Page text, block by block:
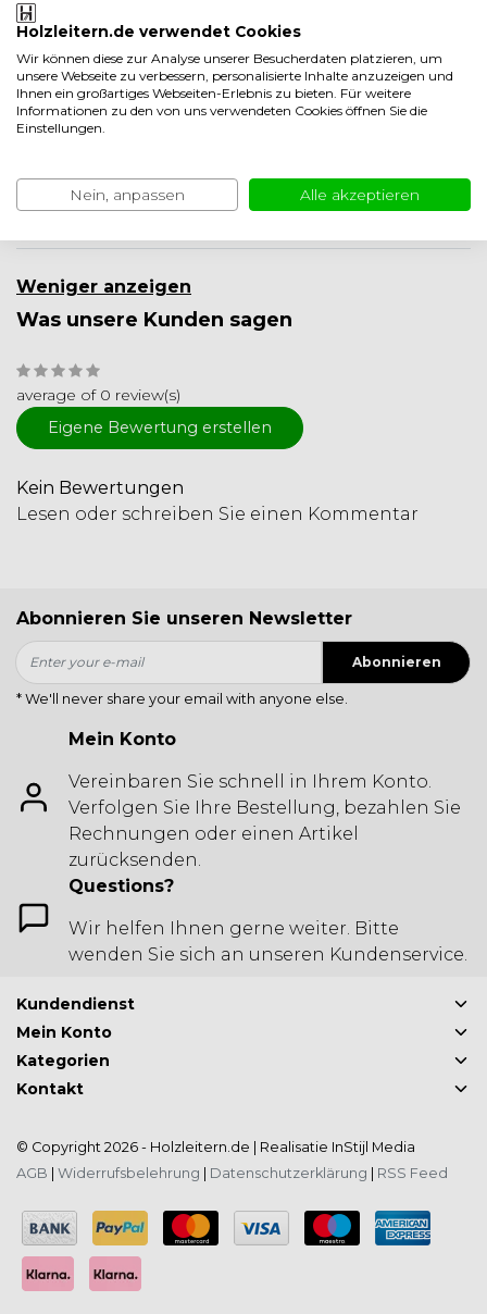
Kostenloser Versand ab 350,- (<40 kg)
Handwerksqualität aus den Niederlanden
5 Jahre garantie
Auf Vergleichsliste setzen
Produktbeschreibung
Weniger anzeigen
Was unsere Kunden sagen
average of 0 review(s)
Eigene Bewertung erstellen
Kein Bewertungen
Lesen oder schreiben Sie einen Kommentar
Abonnieren Sie unseren Newsletter
Abonnieren
* We'll never share your email with anyone else.
Mein Konto
Vereinbaren Sie schnell in Ihrem Konto.
Verfolgen Sie Ihre Bestellung, bezahlen Sie
Rechnungen oder einen Artikel
zurücksenden.
Questions?
Wir helfen Ihnen gerne weiter. Bitte
wenden Sie sich an unseren Kundenservice.
Kundendienst
Mein Konto
Kategorien
Kontakt
© Copyright 2026 - Holzleitern.de | Realisatie InStijl Media
AGB
Widerrufsbelehrung Datenschutzerklärung RSS Feed
Holzleitern.de verwendet Cookies
Wir können diese zur Analyse unserer Besucherdaten platzieren, um
unsere Webseite zu verbessern, personalisierte Inhalte anzuzeigen und
Ihnen ein großartiges Webseiten-Erlebnis zu bieten. Für weitere
Informationen zu den von uns verwendeten Cookies öffnen Sie die
Einstellungen.
Nein, anpassen Alle akzeptieren